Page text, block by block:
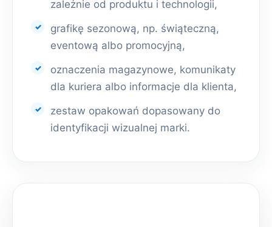
zależnie od produktu i technologii,
grafikę sezonową, np. świąteczną,
eventową albo promocyjną,
oznaczenia magazynowe, komunikaty
dla kuriera albo informacje dla klienta,
zestaw opakowań dopasowany do
identyfikacji wizualnej marki.